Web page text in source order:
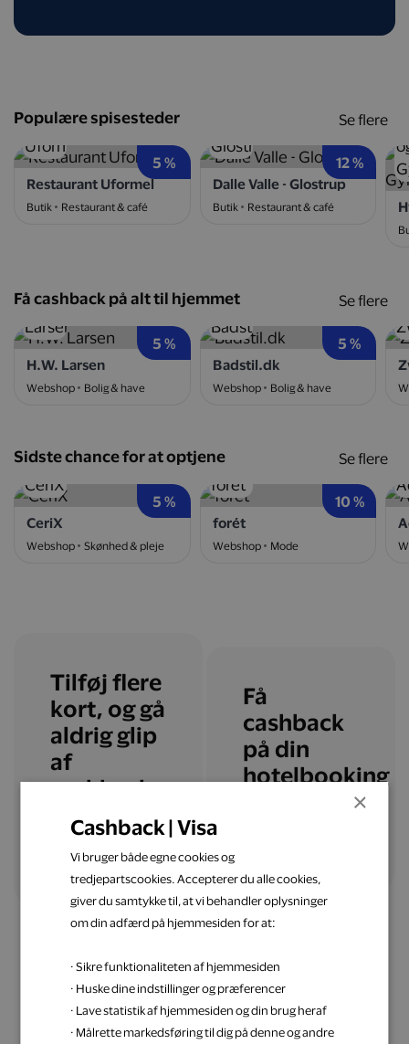
Populære spisesteder
5 %
Restaurant Uformel
Butik Restaurant & café
12 %
Dalle Valle - Glostrup
Butik
Restaurant & café
Se flere
Få cashback på alt til hjemmet
5 %
H.W. Larsen
Webshop Bolig & have
5 %
Badstil.dk
Webshop Bolig & have
Se flere
Sidste chance for at optjene
5 %
CeriX
Webshop Skønhed & pleje
10 %
forét
Webshop Mode
Se flere
Tilføj flere
kort, og gå
aldrig glip
af
cashback
Tilføj flere kort
Få
cashback
på din
hotelbooking
Få inspiration til din
×
Cashback | Visa
Vi bruger både egne cookies og
tredjepartscookies. Accepterer du alle cookies,
giver du samtykke til, at vi behandler oplysninger
om din adfærd på hjemmesiden for at:
· Sikre funktionaliteten af hjemmesiden
· Huske dine indstillinger og præferencer
· Lave statistik af hjemmesiden og din brug heraf
· Målrette markedsføring til dig på denne og andre